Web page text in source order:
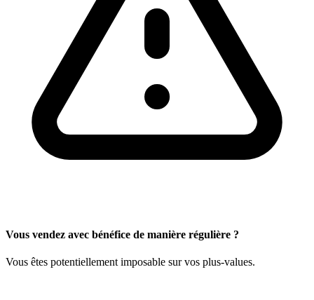
Vous vendez avec bénéfice de manière régulière ?
Vous êtes potentiellement imposable sur vos plus-values.